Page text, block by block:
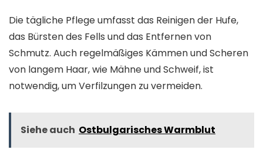
Die tägliche Pflege umfasst das Reinigen der Hufe,
das Bürsten des Fells und das Entfernen von
Schmutz. Auch regelmäßiges Kämmen und Scheren
von langem Haar, wie Mähne und Schweif, ist
notwendig, um Verfilzungen zu vermeiden.
Siehe auch Ostbulgarisches Warmblut